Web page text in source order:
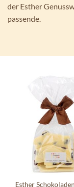
der Esther
passende.
Esther